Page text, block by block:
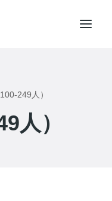
249人）
人）